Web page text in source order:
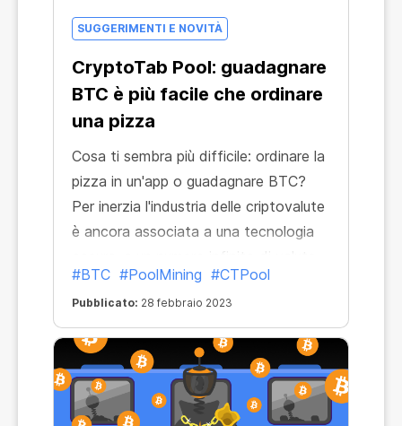
SUGGERIMENTI E NOVITÀ
CryptoTab Pool: guadagnare
BTC è più facile che ordinare
una pizza
Cosa ti sembra più difficile: ordinare la
pizza in un'app o guadagnare BTC?
Per inerzia l'industria delle criptovalute
è ancora associata a una tecnologia
e, naturalmente, a costose farm di
criptovalute. Ma aspetta, in realtà fare
mining di Bitcoin è molto più
conveniente e facile che ordinare una
pizza!
#BTC #PoolMining #CTPool
Pubblicato: 28 febbraio 2023